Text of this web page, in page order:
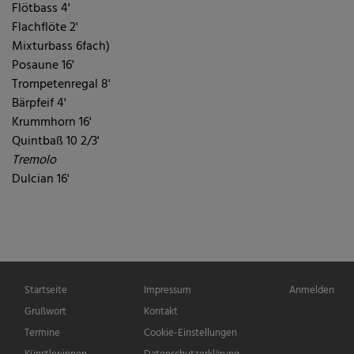
Flötbass 4'
Flachflöte 2'
Mixturbass 6fach)
Posaune 16'
Trompetenregal 8'
Bärpfeif 4'
Krummhorn 16'
Quintbaß 10 2/3'
Tremolo
Dulcian 16'
Hauptnavigation
Startseite
Grußwort
Termine
Fußbereichsmenü
Impressum
Kontakt
Cookie-Einstellungen
Anmelden